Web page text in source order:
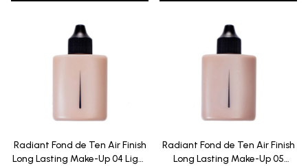
Radiant Fond de Ten Air Finish
Long Lasting Make-Up 04 Light
Radiant Fond de Ten Air Finish
Long Lasting Make-Up 05